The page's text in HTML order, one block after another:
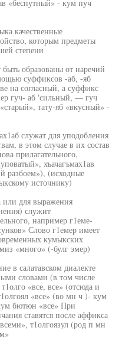
«беспутный» - кум пуч
качественные
которым предметы
степени
образованы от наречий
суффиксов -аб, -яб
на согласный, а суффикс
гуч- аб 'сильный, — гуч
тату-яб «вкусный» -
служат для уподобления
в этом случае в их состав
прилагательного,
хъачагъмах1ав
разбоем»), (исходные
источнику)
или для выражения
служит
например г1еме-
Слово г1емер имеет
кумыкских
«много» (-булг эмер)
в салатавском диалекте
словами (в том числе
«все, все» (отсюда и
«все» (во мн ч )- кум
бютюн «все» При
ставятся после аффикса
т1олгоязул (род п мн